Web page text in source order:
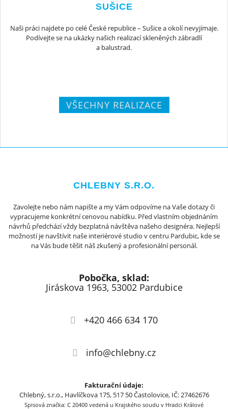
SUŠICE
Naši práci najdete po celé České republice – Sušice a okolí nevyjímaje.
Podívejte se na ukázky našich realizací skleněných zábradlí
a balustrad.
VŠECHNY REALIZACE
CHLEBNY S.R.O.
Zavolejte nebo nám napište a my Vám odpovíme na Vaše dotazy či
vypracujeme konkrétní cenovou nabídku. Před vlastním objednáním
návrhů předchází vždy bezplatná návštěva našeho designéra. Nejlepší
možností je navštívit naše interiérové studio v centru Pardubic, kde se
na Vás bude těšit náš zkušený a profesionální personál.
Pobočka, sklad:
Jiráskova 1963, 53002 Pardubice
+420 466 634 170
info@chlebny.cz
Fakturační údaje:
Chlebný, s.r.o., Havlíčkova 175, 517 50 Častolovice, IČ: 27462676
Spisová značka: C 20400 vedená u Krajského soudu v Hradci Králové